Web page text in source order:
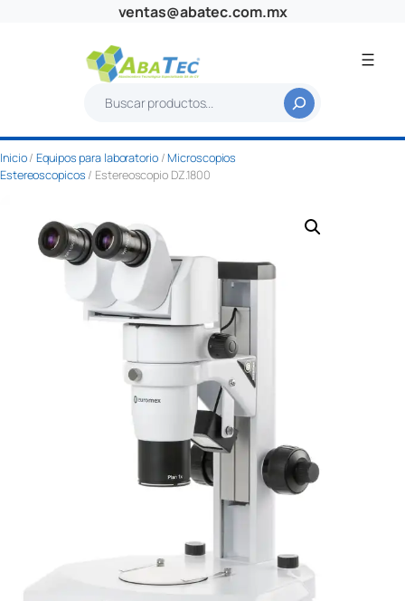
ventas@abatec.com.mx
s
c
a
Inicio/Equipos para laboratorio/Microscopios
Estereoscopicos / Estereoscopio DZ.1800